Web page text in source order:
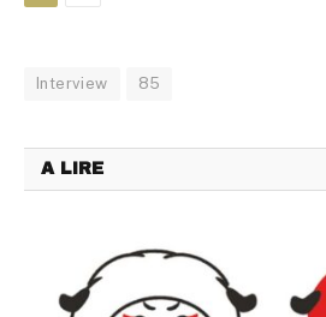
Interview 85
A LIRE